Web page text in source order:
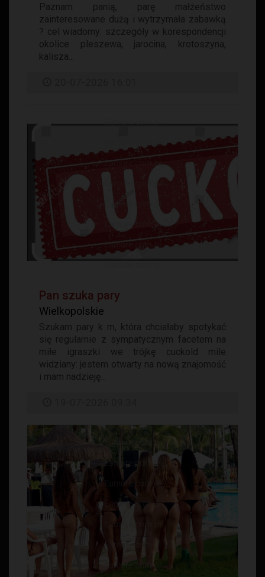
Paznam panią, parę małżeństwo
zainteresowane dużą i wytrzymała zabawką
? cel wiadomy: szczegóły w korespondencji
okolice pleszewa, jarocina, krotoszyna,
kalisza...
Pan szuka pary
Wielkopolskie
Szukam pary k m, która chciałaby spotykać
się regularnie z sympatycznym facetem na
miłe igraszki we trójkę cuckold mile
widziany: jestem otwarty na nową znajomość
i mam nadzieję...